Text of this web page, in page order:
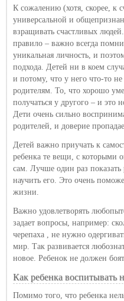
К сожалению (хотя, скорее, к
универсальной и
взращивать счастливых
правило – важно всегда
уникальная личность, и
подхода. Детей ни в коем
и потому, что у него что-то не
родителям. То, что хорошо
получаться у другого – и это
Дети очень сильно
родителей, и доверие
Детей важно приучать к
ребенка те вещи, с которыми
сам. Лучше один раз показать
научить его. Это очень
жизни.
Важно удовлетворять
задает вопросы, например:
черепаха , не нужно
мир. Так развивается
новое. Ребенок не должен
Как ребенка воспитывать
Помимо того, что ребенка